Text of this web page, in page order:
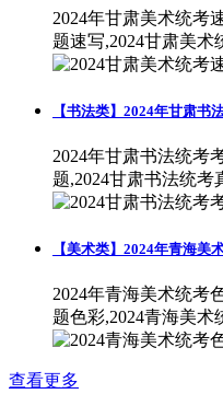
2024年甘肃美术统考
题速写,2024甘肃美术
【书法类】2024年甘肃书
2024年甘肃书法统考
题,2024甘肃书法统考
【美术类】2024年青海美
2024年青海美术统考
题色彩,2024青海美术
查看更多